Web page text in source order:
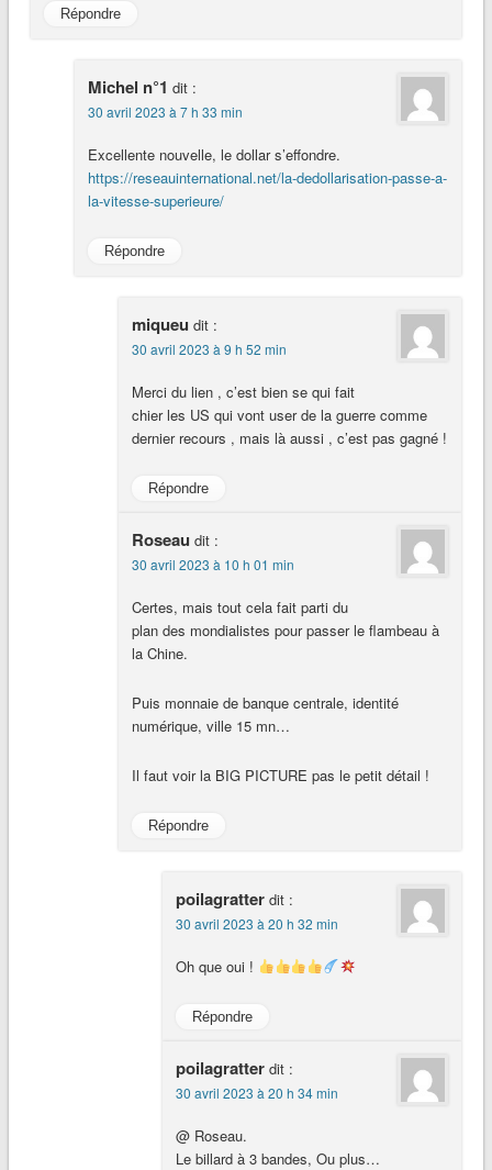
Répondre
Michel n°1 dit :
30 avril 2023 à 7 h 33 min
Excellente nouvelle, le dollar s’effondre.
https://reseauinternational.net/la-dedollarisation-passe-a-
la-vitesse-superieure/
Répondre
miqueu dit :
30 avril 2023 à 9 h 52 min
Merci du lien , c’est bien se qui fait
chier les US qui vont user de la guerre comme
dernier recours , mais là aussi , c’est pas gagné !
Répondre
Roseau dit :
30 avril 2023 à 10 h 01 min
Certes, mais tout cela fait parti du
plan des mondialistes pour passer le flambeau à
la Chine.
Puis monnaie de banque centrale, identité
numérique, ville 15 mn…
Il faut voir la BIG PICTURE pas le petit détail !
Répondre
poilagratter dit :
30 avril 2023 à 20 h 32 min
Oh que oui !
Répondre
poilagratter dit :
30 avril 2023 à 20 h 34 min
@ Roseau.
Le billard à 3 bandes, Ou plus…